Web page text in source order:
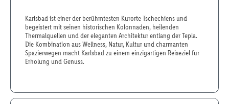
Karlsbad ist einer der berühmtesten Kurorte Tschechiens und
begeistert mit seinen historischen Kolonnaden, heilenden
Thermalquellen und der eleganten Architektur entlang der Tepla.
Die Kombination aus Wellness, Natur, Kultur und charmanten
Spazierwegen macht Karlsbad zu einem einzigartigen Reiseziel für
Erholung und Genuss.